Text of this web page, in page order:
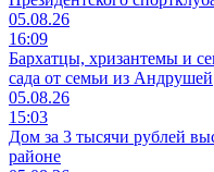
05.08.26
16:09
Бархатцы, хризантемы и
сада от семьи из Андрушей
05.08.26
15:03
Дом за 3 тысячи рублей
районе